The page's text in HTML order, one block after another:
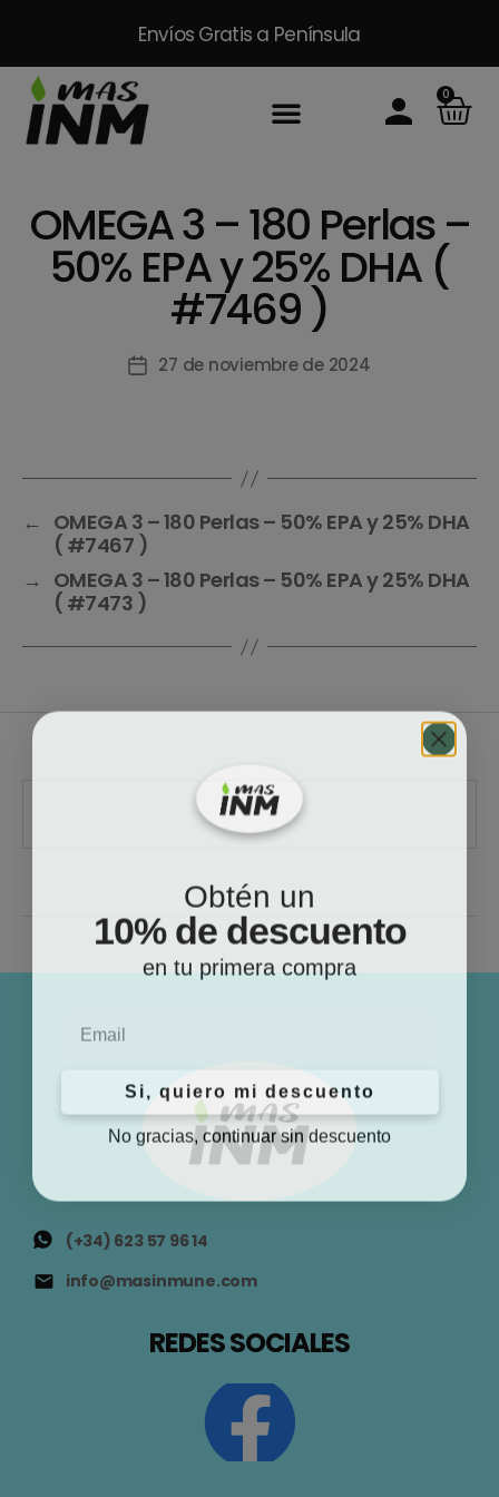
Envíos Gratis a Península
0
OMEGA 3 – 180 Perlas –
50% EPA y 25% DHA (
#7469 )
27 de noviembre de 2024
← OMEGA 3 – 180 Perlas – 50% EPA y 25% DHA
( #7467 )
→ OMEGA 3 – 180 Perlas – 50% EPA y 25% DHA
( #7473 )
(+34) 623 57 96 14
info@masinmune.com
REDES SOCIALES
Obtén un
10% de descuento
en tu primera compra
Si, quiero mi descuento
No gracias, continuar sin descuento